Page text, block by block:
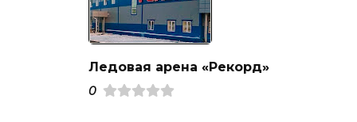
Ледовая арена «Рекорд»
0